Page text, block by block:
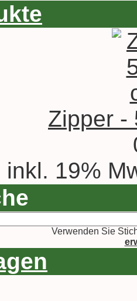
Zipper -
inkl. 19%
Verwenden Sie